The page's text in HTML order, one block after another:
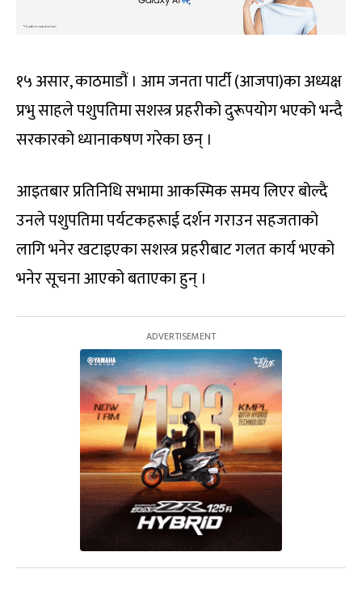
१५ असार, काठमाडौं । आम जनता पार्टी (आजपा)का अध्यक्ष
प्रभु साहले पशुपतिमा सशस्त्र प्रहरीको दुरूपयोग भएको भन्दै
सरकारको ध्यानाकषण गरेका छन् ।
आइतबार प्रतिनिधि सभामा आकस्मिक समय लिएर बोल्दै
उनले पशुपतिमा पर्यटकहरूाई दर्शन गराउन सहजताको
लागि भनेर खटाइएका सशस्त्र प्रहरीबाट गलत कार्य भएको
भनेर सूचना आएको बताएका हुन् ।